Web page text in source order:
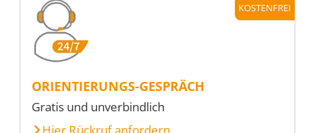
KOSTENFREI
ORIENTIERUNGS-GESPRÄCH
Gratis und unverbindlich